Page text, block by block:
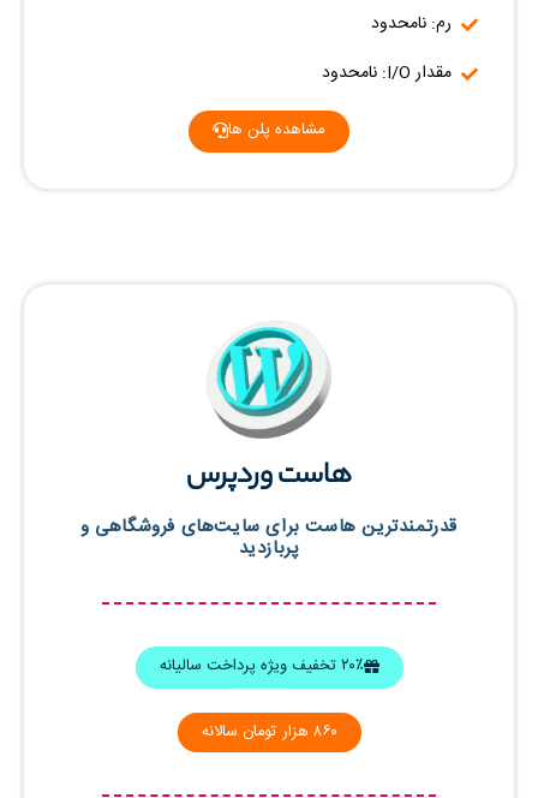
رم: نامحدود
مقدار I/O: نامحدود
مشاهده پلن ها
هاست وردپرس
قدرتمندترین هاست برای سایت‌های فروشگاهی و
پربازدید
۲۰٪ تخفیف ویژه پرداخت سالیانه
۸۶۰ هزار تومان سالانه